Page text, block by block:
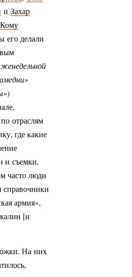
и Захар
его делали
)
отраслям
где какие
и съемки,
часто люди
справочники
армия»,
[и
На них